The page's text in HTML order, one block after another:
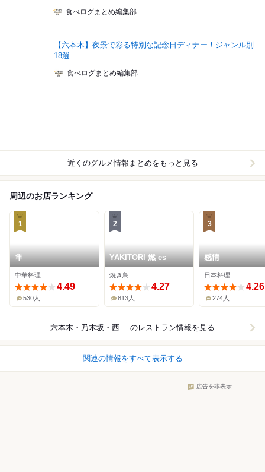
食べログまとめ編集部
【六本木】夜景で彩る特別な記念日ディナー！ジャンル別
18選
食べログまとめ編集部
近くのグルメ情報まとめをもっと見る
周辺のお店ランキング
1
隼
中華料理
4.49
530人
2
YAKITORI 燃 es
焼き鳥
4.27
813人
3
感情
日本料理
4.26
274人
六本木・乃木坂・西麻布 のレストラン情報を見る
関連の情報をすべて表示する
広告を非表示